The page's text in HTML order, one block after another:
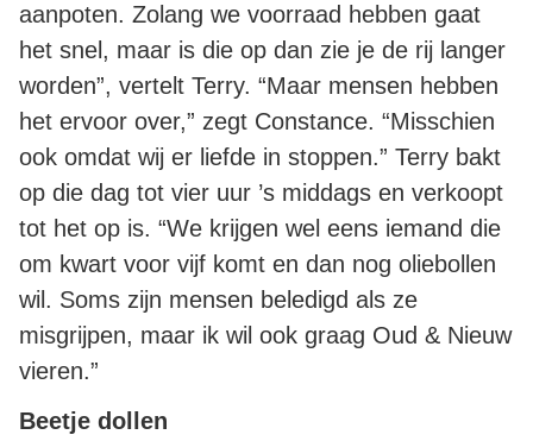
aanpoten. Zolang we voorraad hebben gaat
het snel, maar is die op dan zie je de rij langer
worden”, vertelt Terry. “Maar mensen hebben
het ervoor over,” zegt Constance. “Misschien
ook omdat wij er liefde in stoppen.” Terry bakt
op die dag tot vier uur ’s middags en verkoopt
tot het op is. “We krijgen wel eens iemand die
om kwart voor vijf komt en dan nog oliebollen
wil. Soms zijn mensen beledigd als ze
misgrijpen, maar ik wil ook graag Oud & Nieuw
vieren.”
Beetje dollen